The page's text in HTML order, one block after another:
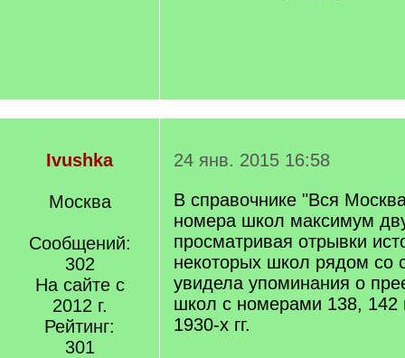
Ivushka
Москва
Сообщений:
302
На сайте с
2012 г.
Рейтинг:
301
24 янв. 2015 16:58
В справочнике "Вся
номера школ максимум
просматривая отрывки
некоторых школ рядом со
увидела упоминания о
школ с номерами 138, 142
1930-х гг.